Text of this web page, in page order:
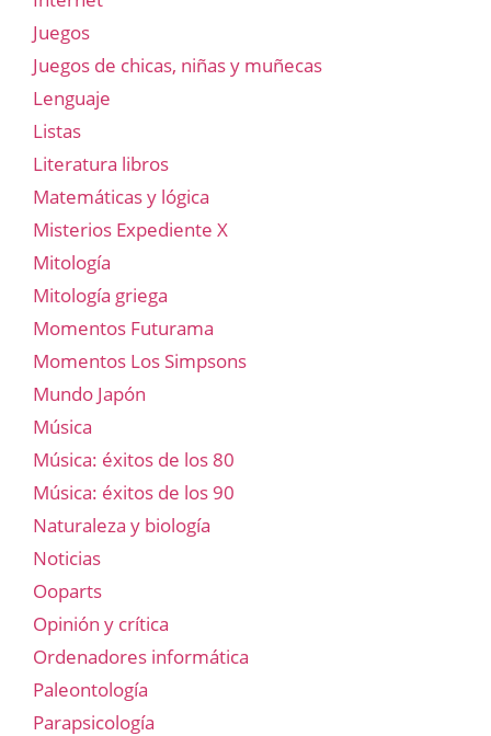
Juegos
Juegos de chicas, niñas y muñecas
Lenguaje
Listas
Literatura libros
Matemáticas y lógica
Misterios Expediente X
Mitología
Mitología griega
Momentos Futurama
Momentos Los Simpsons
Mundo Japón
Música
Música: éxitos de los 80
Música: éxitos de los 90
Naturaleza y biología
Noticias
Ooparts
Opinión y crítica
Ordenadores informática
Paleontología
Parapsicología